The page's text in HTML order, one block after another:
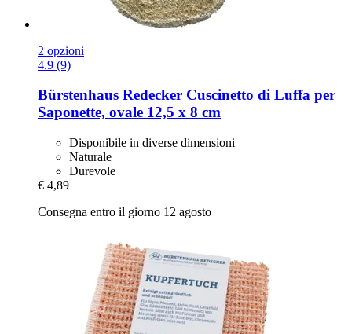
2 opzioni
4.9 (9)
Bürstenhaus Redecker Cuscinetto di Luffa per
Saponette, ovale 12,5 x 8 cm
Disponibile in diverse dimensioni
Naturale
Durevole
€ 4,89
Consegna entro il giorno 12 agosto